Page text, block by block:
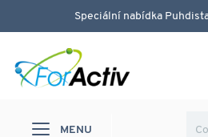
Speciální nabídka
MENU